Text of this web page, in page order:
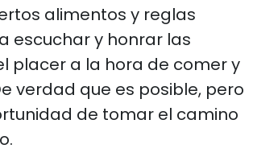
alimentos y reglas
escuchar y honrar las
placer a la hora de comer y
verdad que es posible, pero
de tomar el camino